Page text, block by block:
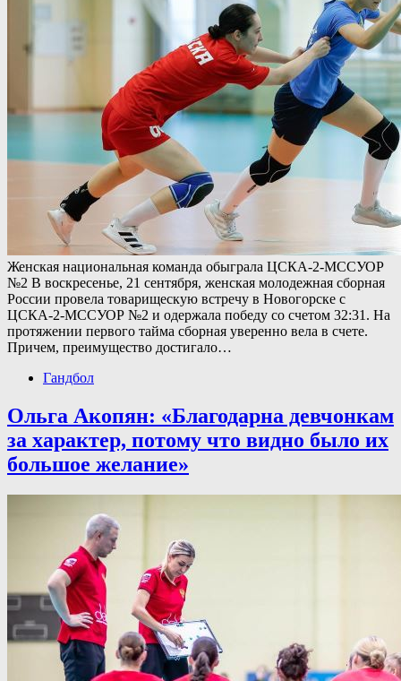
Женская национальная команда обыграла ЦСКА-2-МССУОР
№2 В воскресенье, 21 сентября, женская молодежная сборная
России провела товарищескую встречу в Новогорске с
ЦСКА-2-МССУОР №2 и одержала победу со счетом 32:31. На
протяжении первого тайма сборная уверенно вела в счете.
Причем, преимущество достигало…
Гандбол
Ольга Акопян: «Благодарна девчонкам
за характер, потому что видно было их
большое желание»